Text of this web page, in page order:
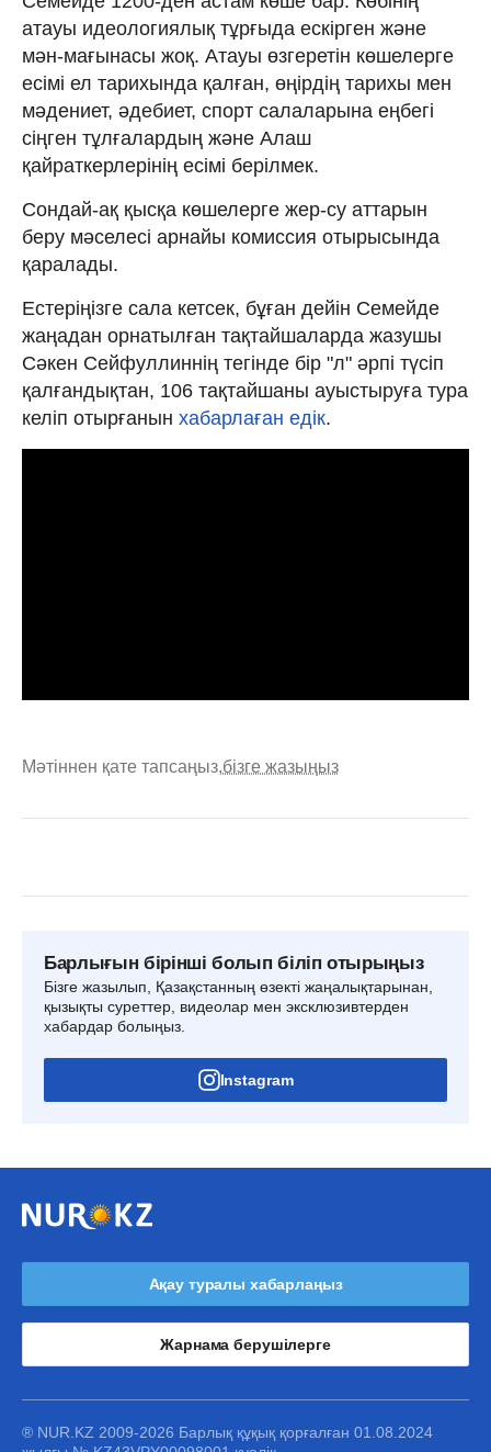
атауы идеологиялық тұрғыда ескірген және
мән-мағынасы жоқ. Атауы өзгеретін көшелерге
есімі ел тарихында қалған, өңірдің тарихы мен
мәдениет, әдебиет, спорт салаларына еңбегі
сіңген тұлғалардың және Алаш
қайраткерлерінің есімі берілмек.
Сондай-ақ қысқа көшелерге жер-су аттарын
беру мәселесі арнайы комиссия отырысында
қаралады.
Естеріңізге сала кетсек, бұған дейін Семейде
жаңадан орнатылған тақтайшаларда жазушы
Сәкен Сейфуллиннің тегінде бір "л" әрпі түсіп
қалғандықтан, 106 тақтайшаны ауыстыруға тура
келіп отырғанын хабарлаған едік.
Мәтіннен қате тапсаңыз,бізге жазыңыз
Барлығын бірінші болып біліп отырыңыз
Бізге жазылып, Қазақстанның өзекті жаңалықтарынан,
қызықты суреттер, видеолар мен эксклюзивтерден
хабардар болыңыз.
Instagram
Ақау туралы хабарлаңыз
Жарнама берушілерге
® NUR.KZ 2009-2026 Барлық құқық қорғалған 01.08.2024